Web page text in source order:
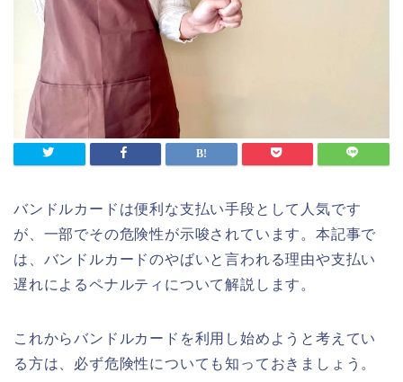
バンドルカードは便利な支払い手段として人気です
が、一部でその危険性が示唆されています。本記事で
は、バンドルカードのやばいと言われる理由や支払い
遅れによるペナルティについて解説します。
これからバンドルカードを利用し始めようと考えてい
る方は、必ず危険性についても知っておきましょう。